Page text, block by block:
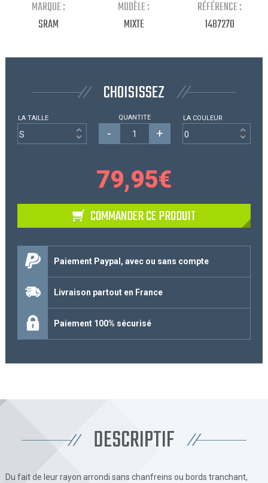
Continuer mes achats
MARQUE :
SRAM
MODÈLE :
MIXTE
RÉFÉRENCE :
1487270
CHOISISSEZ
LA TAILLE QUANTITE
- +
LA COULEUR
79,95€
COMMANDER CE PRODUIT
Paiement Paypal, avec ou sans compte
Livraison partout en France
Paiement 100% sécurisé
DESCRIPTIF
Du fait de leur rayon arrondi sans chanfreins ou bords tranchant,